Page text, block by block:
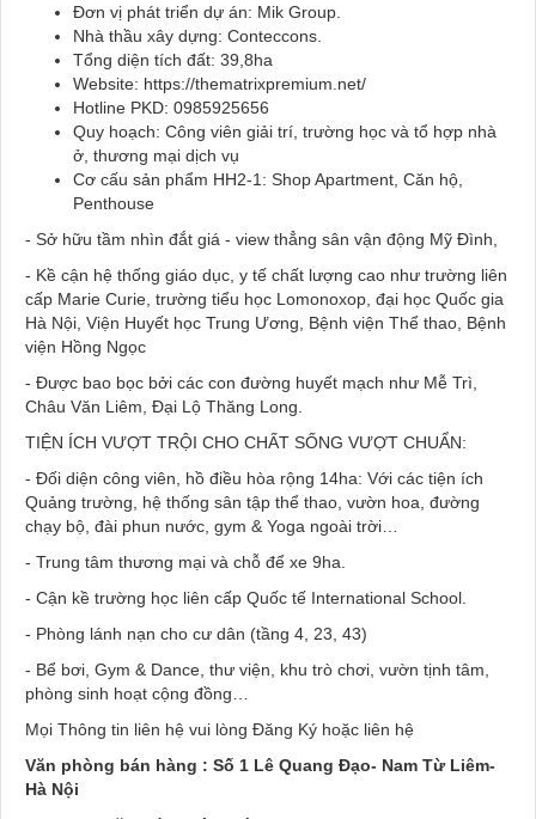
Đơn vị phát triển dự án: Mik Group.
Nhà thầu xây dựng: Conteccons.
Tổng diện tích đất: 39,8ha
Website: https://thematrixpremium.net/
Hotline PKD: 0985925656
Quy hoạch: Công viên giải trí, trường học và tổ hợp nhà
ở, thương mại dịch vụ
Cơ cấu sản phẩm HH2-1: Shop Apartment, Căn hộ,
Penthouse
- Sở hữu tầm nhìn đắt giá - view thẳng sân vận động Mỹ Đình,
- Kề cận hệ thống giáo dục, y tế chất lượng cao như trường liên
cấp Marie Curie, trường tiểu học Lomonoxop, đại học Quốc gia
Hà Nội, Viện Huyết học Trung Ương, Bệnh viện Thể thao, Bệnh
viện Hồng Ngọc
- Được bao bọc bởi các con đường huyết mạch như Mễ Trì,
Châu Văn Liêm, Đại Lộ Thăng Long.
TIỆN ÍCH VƯỢT TRỘI CHO CHẤT SỐNG VƯỢT CHUẨN:
- Đối diện công viên, hồ điều hòa rộng 14ha: Với các tiện ích
Quảng trường, hệ thống sân tập thể thao, vườn hoa, đường
chạy bộ, đài phun nước, gym & Yoga ngoài trời…
- Trung tâm thương mại và chỗ để xe 9ha.
- Cận kề trường học liên cấp Quốc tế International School.
- Phòng lánh nạn cho cư dân (tầng 4, 23, 43)
- Bể bơi, Gym & Dance, thư viện, khu trò chơi, vườn tịnh tâm,
phòng sinh hoạt cộng đồng…
Mọi Thông tin liên hệ vui lòng Đăng Ký hoặc liên hệ
Văn phòng bán hàng : Số 1 Lê Quang Đạo- Nam Từ Liêm-
Hà Nội